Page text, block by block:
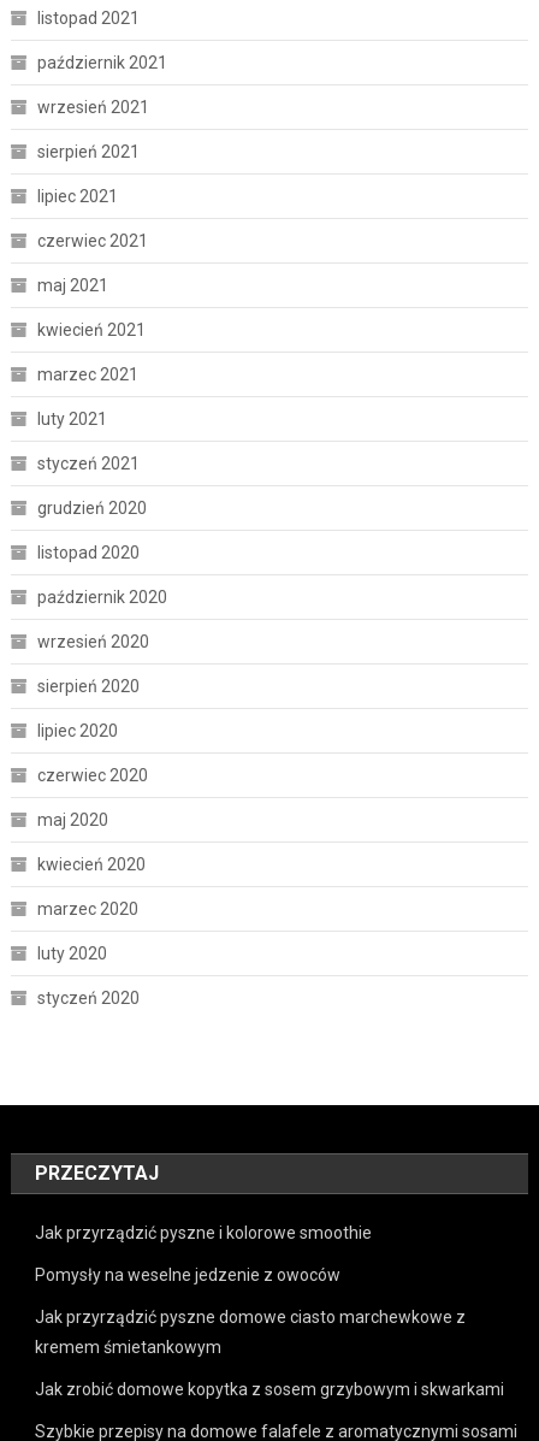
listopad 2021
październik 2021
wrzesień 2021
sierpień 2021
lipiec 2021
czerwiec 2021
maj 2021
kwiecień 2021
marzec 2021
luty 2021
styczeń 2021
grudzień 2020
listopad 2020
październik 2020
wrzesień 2020
sierpień 2020
lipiec 2020
czerwiec 2020
maj 2020
kwiecień 2020
marzec 2020
luty 2020
styczeń 2020
PRZECZYTAJ
Jak przyrządzić pyszne i kolorowe smoothie
Pomysły na weselne jedzenie z owoców
Jak przyrządzić pyszne domowe ciasto marchewkowe z
kremem śmietankowym
Jak zrobić domowe kopytka z sosem grzybowym i skwarkami
Szybkie przepisy na domowe falafele z aromatycznymi sosami